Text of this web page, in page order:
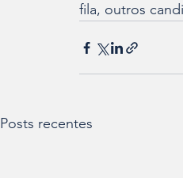
fila, outros
Posts recentes